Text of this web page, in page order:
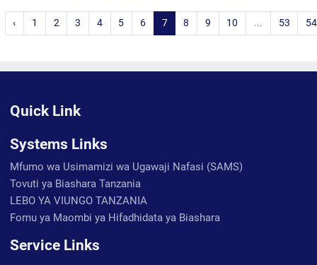
‹ 1 2 3 4 5 6 7 8 9 10 ... 53 54
Quick Link
Systems Links
Mfumo wa Usimamizi wa Ugawaji Nafasi (SAMS)
Tovuti ya Biashara Tanzania
LEBO YA VIUNGO TANZANIA
Fomu ya Maombi ya Hifadhidata ya Biashara
Service Links